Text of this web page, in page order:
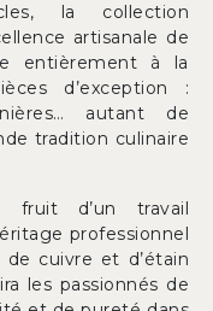
la collection
artisanale de
entièrement à la
d’exception :
autant de
tradition culinaire
fruit d’un travail
professionnel
de cuivre et d’étain
les passionnés de